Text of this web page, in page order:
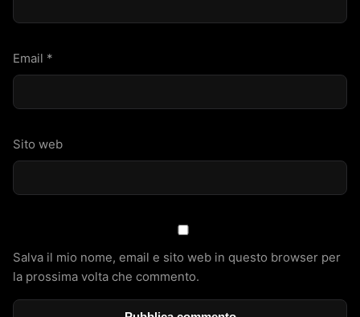
Email *
Sito web
Salva il mio nome, email e sito web in questo browser per
la prossima volta che commento.